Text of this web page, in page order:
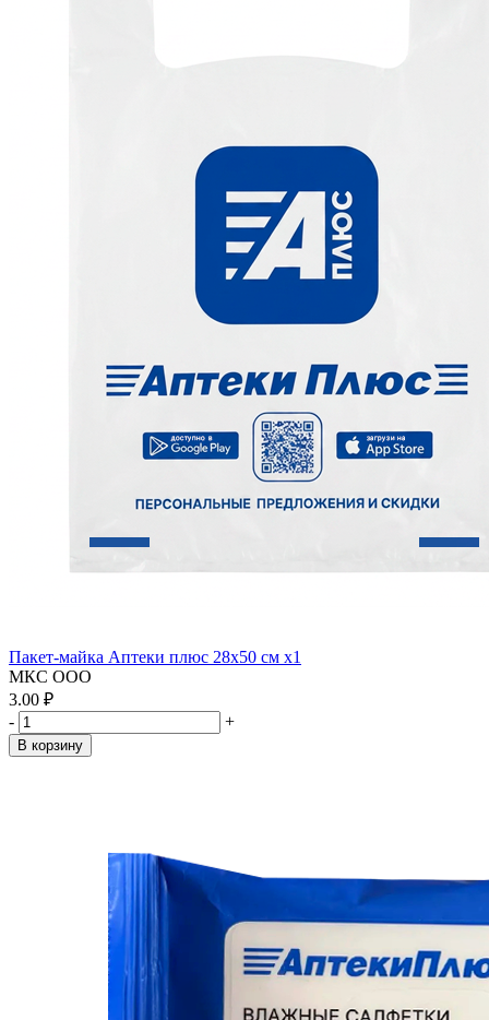
Пакет-майка Аптеки плюс 28х50 см x1
МКС ООО
3.00 ₽
-
+
В корзину